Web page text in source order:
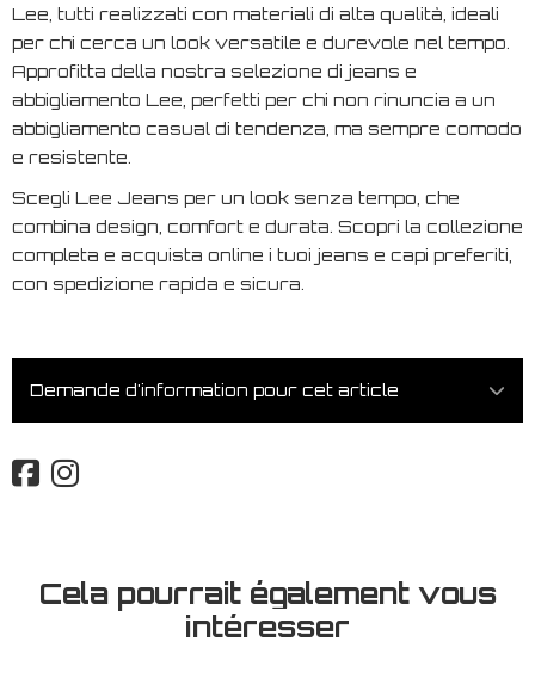
Lee, tutti realizzati con materiali di alta qualità, ideali
per chi cerca un look versatile e durevole nel tempo.
Approfitta della nostra selezione di jeans e
abbigliamento Lee, perfetti per chi non rinuncia a un
abbigliamento casual di tendenza, ma sempre comodo
e resistente.
Scegli Lee Jeans per un look senza tempo, che
combina design, comfort e durata. Scopri la collezione
completa e acquista online i tuoi jeans e capi preferiti,
con spedizione rapida e sicura.
Demande d'information pour cet article
Cela pourrait également vous
intéresser